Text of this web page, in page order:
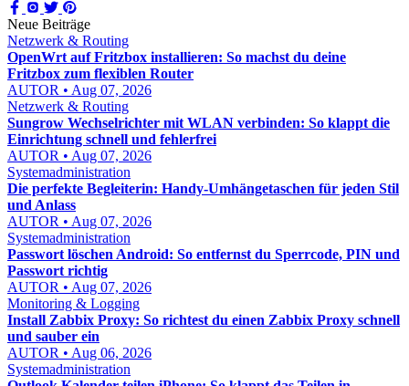
Neue Beiträge
Netzwerk & Routing
OpenWrt auf Fritzbox installieren: So machst du deine
Fritzbox zum flexiblen Router
AUTOR • Aug 07, 2026
Netzwerk & Routing
Sungrow Wechselrichter mit WLAN verbinden: So klappt die
Einrichtung schnell und fehlerfrei
AUTOR • Aug 07, 2026
Systemadministration
Die perfekte Begleiterin: Handy-Umhängetaschen für jeden Stil
und Anlass
AUTOR • Aug 07, 2026
Systemadministration
Passwort löschen Android: So entfernst du Sperrcode, PIN und
Passwort richtig
AUTOR • Aug 07, 2026
Monitoring & Logging
Install Zabbix Proxy: So richtest du einen Zabbix Proxy schnell
und sauber ein
AUTOR • Aug 06, 2026
Systemadministration